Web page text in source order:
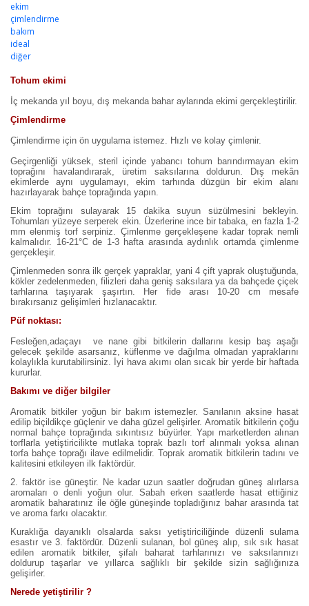
ekim
çimlendirme
bakım
ideal
diğer
Tohum ekimi
İç mekanda yıl boyu, dış mekanda bahar aylarında ekimi gerçekleştirilir.
Çimlendirme
Çimlendirme için ön uygulama istemez. Hızlı ve kolay çimlenir.
Geçirgenliği yüksek, steril içinde yabancı tohum barındırmayan ekim
toprağını havalandırarak, üretim saksılarına doldurun. Dış mekân
ekimlerde aynı uygulamayı, ekim tarhında düzgün bir ekim alanı
hazırlayarak bahçe toprağında yapın.
Ekim toprağını sulayarak 15 dakika suyun süzülmesini bekleyin.
Tohumları yüzeye serperek ekin. Üzerlerine ince bir tabaka, en fazla 1-2
mm elenmiş torf serpiniz. Çimlenme gerçekleşene kadar toprak nemli
kalmalıdır. 16-21°C de 1-3 hafta arasında aydınlık ortamda çimlenme
gerçekleşir.
Çimlenmeden sonra ilk gerçek yapraklar, yani 4 çift yaprak oluştuğunda,
kökler zedelenmeden, filizleri daha geniş saksılara ya da bahçede çiçek
tarhlarına taşıyarak şaşırtın. Her fide arası 10-20 cm mesafe
bırakırsanız gelişimleri hızlanacaktır.
Püf noktası:
Fesleğen,adaçayı ve nane gibi bitkilerin dallarını kesip baş aşağı
gelecek şekilde asarsanız, küflenme ve dağılma olmadan yapraklarını
kolaylıkla kurutabilirsiniz. İyi hava akımı olan sıcak bir yerde bir haftada
kururlar.
Bakımı ve diğer bilgiler
Aromatik bitkiler yoğun bir bakım istemezler. Sanılanın aksine hasat
edilip biçildikçe güçlenir ve daha güzel gelişirler. Aromatik bitkilerin çoğu
normal bahçe toprağında sıkıntısız büyürler. Yapı marketlerden alınan
torflarla yetiştiricilikte mutlaka toprak bazlı torf alınmalı yoksa alınan
torfa bahçe toprağı ilave edilmelidir. Toprak aromatik bitkilerin tadını ve
kalitesini etkileyen ilk faktördür.
2. faktör ise güneştir. Ne kadar uzun saatler doğrudan güneş alırlarsa
aromaları o denli yoğun olur. Sabah erken saatlerde hasat ettiğiniz
aromatik baharatınız ile öğle güneşinde topladığınız bahar arasında tat
ve aroma farkı olacaktır.
Kuraklığa dayanıklı olsalarda saksı yetiştiriciliğinde düzenli sulama
esastır ve 3. faktördür. Düzenli sulanan, bol güneş alıp, sık sık hasat
edilen aromatik bitkiler, şifalı baharat tarhlarınızı ve saksılarınızı
doldurup taşarlar ve yıllarca sağlıklı bir şekilde sizin sağlığınıza
gelişirler.
Nerede yetiştirilir ?